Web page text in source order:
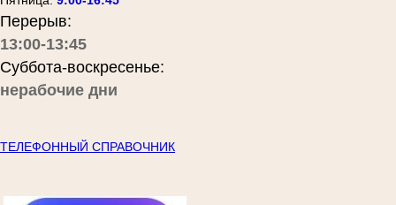
Перерыв:
13:00-13:45
Суббота-воскресенье:
нерабочие дни
ТЕЛЕФОННЫЙ СПРАВОЧНИК